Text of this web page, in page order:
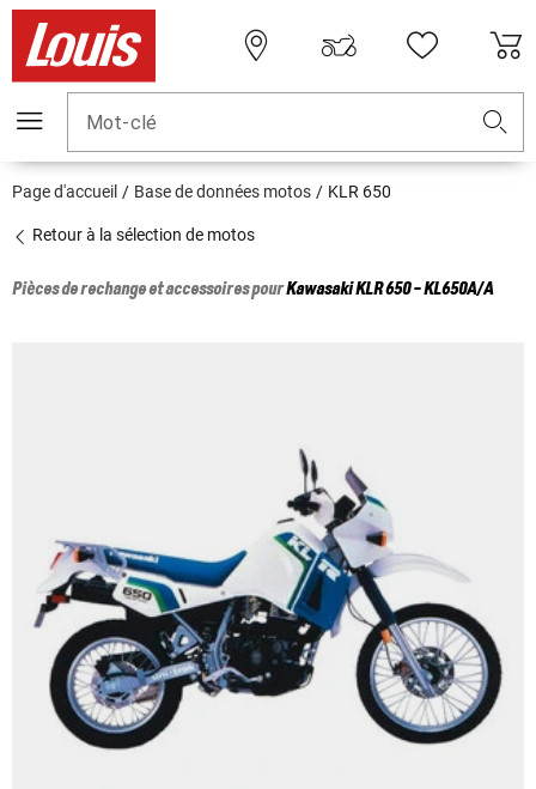
Mot-clé
Page d'accueil Base de données motos KLR 650
Retour à la sélection de motos
Pièces de rechange et accessoires pourKawasakiKLR 650 - KL650A/A